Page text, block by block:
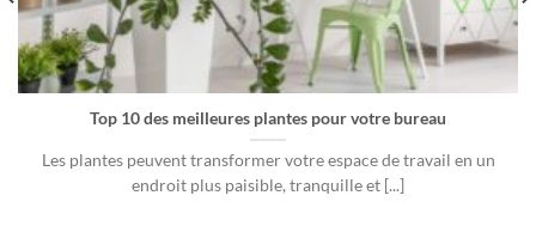
Top 10 des meilleures plantes pour votre bureau
Les plantes peuvent transformer votre espace de travail en un
endroit plus paisible, tranquille et [...]